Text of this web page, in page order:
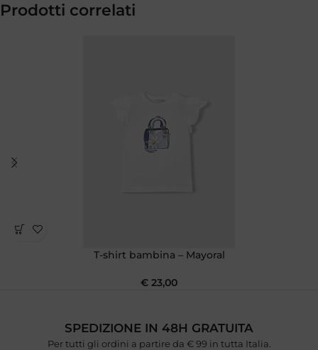
Prodotti correlati
T-shirt bambina – Mayoral
€ 23,00
SPEDIZIONE IN 48H GRATUITA
Per tutti gli ordini a partire da € 99 in tutta Italia.